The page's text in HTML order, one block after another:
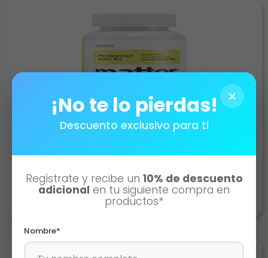
AÑADIR AL CARRITO
×
¡No te lo pierdas!
Descuento exclusivo para ti
Regístrate y recibe un 10% de descuento
adicional en tu siguiente compra en
productos*
Nombre*